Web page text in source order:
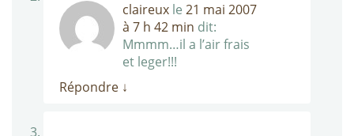
claireux le 21 mai 2007
à 7 h 42 min dit:
Mmmm…il a l’air frais
et leger!!!
Répondre ↓